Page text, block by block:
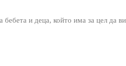
и деца, който има за цел да